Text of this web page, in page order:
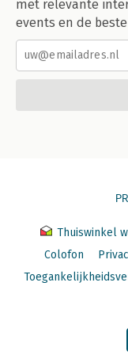
met relevante
events en de
Thuiswinkel
Colofon